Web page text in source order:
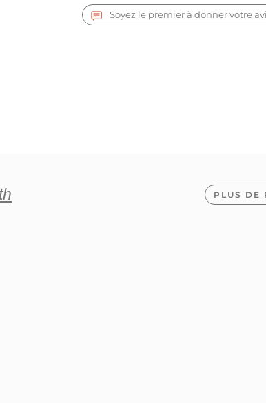
Soyez le premier à donner votre
PLUS DE